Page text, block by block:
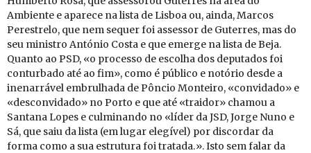
Ambiente e aparece na lista de Lisboa ou, ainda, Marcos
Perestrelo, que nem sequer foi assessor de Guterres, mas do
seu ministro António Costa e que emerge na lista de Beja.
Quanto ao PSD, «o processo de escolha dos deputados foi
conturbado até ao fim», como é público e notório desde a
inenarrável embrulhada de Pôncio Monteiro, «convidado» e
«desconvidado» no Porto e que até «traidor» chamou a
Santana Lopes e culminando no «líder da JSD, Jorge Nuno e
Sá, que saiu da lista (em lugar elegível) por discordar da
forma como a sua estrutura foi tratada.». Isto sem falar da